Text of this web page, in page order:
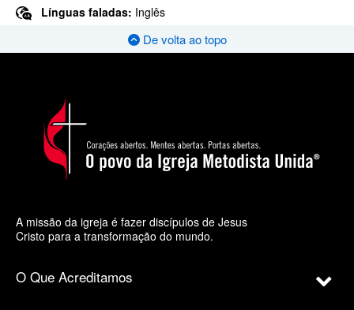
Línguas faladas: Inglês
De volta ao topo
A missão da igreja é fazer discípulos de Jesus
Cristo para a transformação do mundo.
O Que Acreditamos